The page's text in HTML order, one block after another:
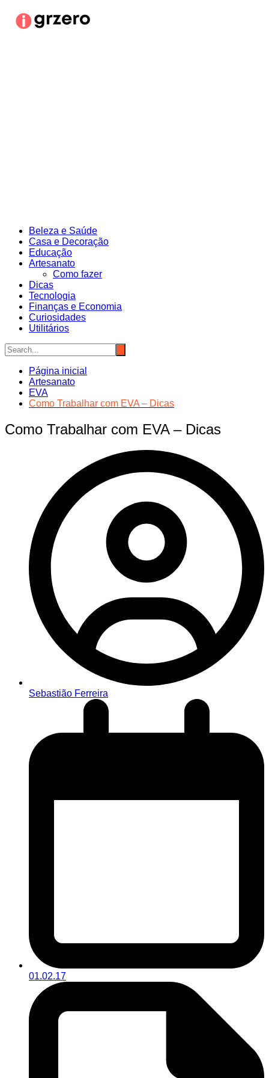
para
Beleza e Saúde
Casa e Decoração
Educação
Artesanato
Como fazer
Dicas
Tecnologia
Finanças e Economia
Curiosidades
Utilitários
Página inicial
Artesanato
EVA
Como Trabalhar com EVA – Dicas
Como Trabalhar com EVA – Dicas
Sebastião Ferreira
01.02.17